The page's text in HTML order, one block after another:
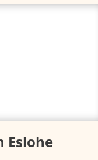
Eslohe